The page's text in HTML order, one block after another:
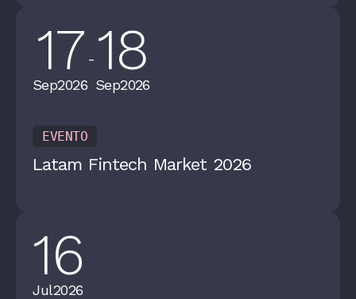
17
Sep2026
- 18
Sep2026
EVENTO
Latam Fintech Market 2026
16
Jul2026